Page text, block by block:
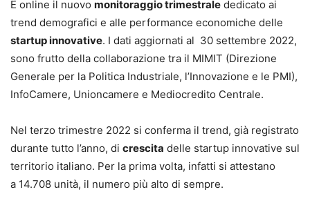
È online il nuovo monitoraggio trimestrale dedicato ai
trend demografici e alle performance economiche delle
startup innovative. I dati aggiornati al 30 settembre 2022,
sono frutto della collaborazione tra il MIMIT (Direzione
Generale per la Politica Industriale, l’Innovazione e le PMI),
InfoCamere, Unioncamere e Mediocredito Centrale.
Nel terzo trimestre 2022 si conferma il trend, già registrato
durante tutto l’anno, di crescita delle startup innovative sul
territorio italiano. Per la prima volta, infatti si attestano
a 14.708 unità, il numero più alto di sempre.